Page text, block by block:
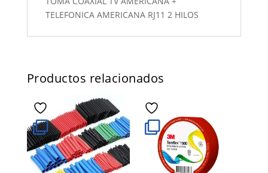
TELEFONICA AMERICANA RJ11 2 HILOS
Productos relacionados